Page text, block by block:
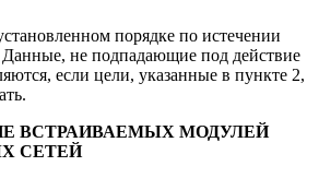
порядке по истечении
не подпадающие под действие
если цели, указанные в пункте 2,
ВСТРАИВАЕМЫХ МОДУЛЕЙ
СЕТЕЙ